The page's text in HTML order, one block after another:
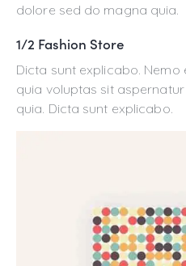
dolore sed do magna quia.
1/2 Fashion Store
Dicta sunt explicabo.
quia voluptas sit
quia. Dicta sunt explicabo.